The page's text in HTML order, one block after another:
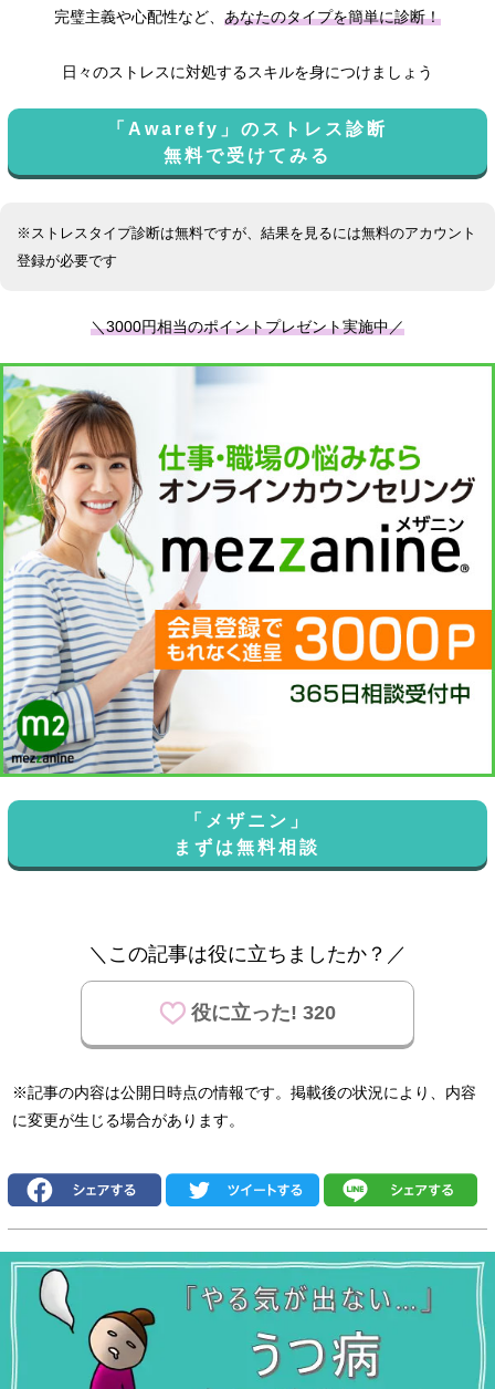
完璧主義や心配性など、 あなたのタイプを簡単に診断！
日々のストレスに対処するスキルを身につけましょう
「Awarefy」のストレス診断
無料で受けてみる
※ストレスタイプ診断は無料ですが、結果を見るには無料のアカウント
登録が必要です
＼3000円相当のポイントプレゼント実施中／
「メザニン」
まずは無料相談
＼この記事は役に立ちましたか？／
役に立った! 320
※記事の内容は公開日時点の情報です。掲載後の状況により、内容
に変更が生じる場合があります。